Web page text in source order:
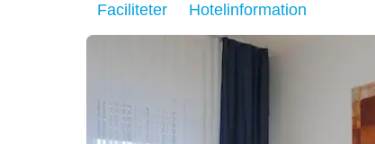
Faciliteter Hotelinformation